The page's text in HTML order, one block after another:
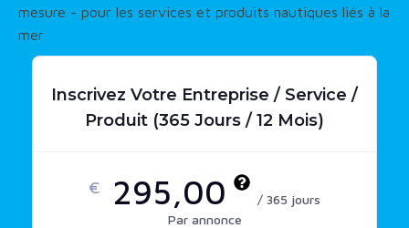
mesure - pour les services et produits nautiques liés à la
mer
Inscrivez Votre Entreprise / Service /
Produit (365 Jours / 12 Mois)
€ 295,00
/ 365 jours
Par annonce